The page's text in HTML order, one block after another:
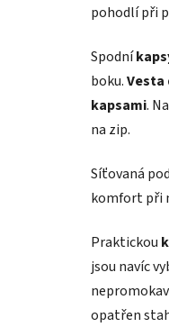
pohodlí při
Spodní
boku.Vesta
kapsami.
na zip.
Síťovaná
komfort při
Praktickou
jsou navíc
opatřen